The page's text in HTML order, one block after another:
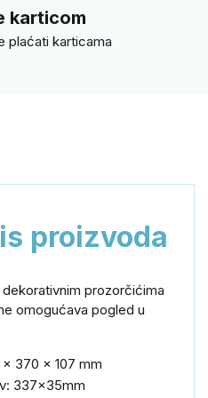
karticom
plaćati karticama
proizvoda
dekorativnim prozorčićima
omogućava pogled u
x 370 x 107 mm
v: 337x35mm